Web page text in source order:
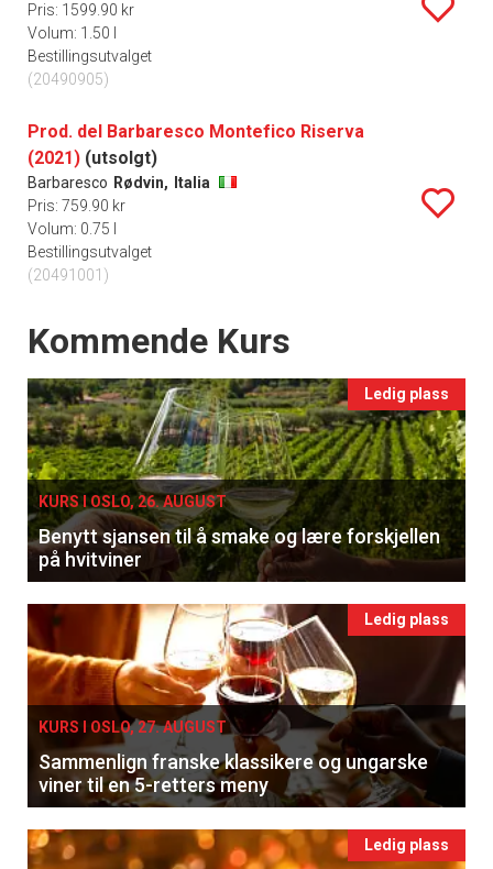
Pris: 1599.90 kr
Volum: 1.50 l
Bestillingsutvalget
(20490905)
Prod. del Barbaresco Montefico Riserva
(2021) (utsolgt)
Barbaresco Rødvin,
Italia
Pris: 759.90 kr
Volum: 0.75 l
Bestillingsutvalget
(20491001)
Events
Kommende Kurs
Ledig plass
KURS I OSLO, 26. AUGUST
Benytt sjansen til å smake og lære forskjellen
på hvitviner
Ledig plass
KURS I OSLO, 27. AUGUST
Sammenlign franske klassikere og ungarske
viner til en 5-retters meny
Ledig plass